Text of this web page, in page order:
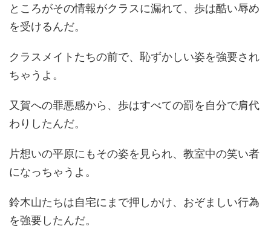
ところがその情報がクラスに漏れて、歩は酷い辱め
を受けるんだ。
クラスメイトたちの前で、恥ずかしい姿を強要され
ちゃうよ。
又賀への罪悪感から、歩はすべての罰を自分で肩代
わりしたんだ。
片想いの平原にもその姿を見られ、教室中の笑い者
になっちゃうよ。
鈴木山たちは自宅にまで押しかけ、おぞましい行為
を強要したんだ。